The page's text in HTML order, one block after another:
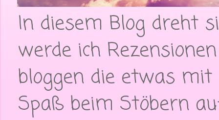
In diesem Blog dreht
werde ich
bloggen die etwas
Spaß beim Stöbern